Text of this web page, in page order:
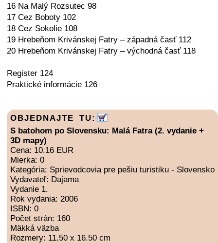
16 Na Malý Rozsutec 98
17 Cez Boboty 102
18 Cez Sokolie 108
19 Hrebeňom Krivánskej Fatry – západná časť 112
20 Hrebeňom Krivánskej Fatry – východná časť 118
Register 124
Praktické informácie 126
OBJEDNAJTE TU:
S batohom po Slovensku: Malá Fatra (2. vydanie +
3D mapy)
Cena: 10.16 EUR
Mierka: 0
Kategória: Sprievodcovia pre pešiu turistiku - Slovensko
Vydavateľ: Dajama
Vydanie 1.
Rok vydania: 2006
ISBN: 0
Počet strán: 160
Mäkká väzba
Rozmery: 11.50 x 16.50 cm